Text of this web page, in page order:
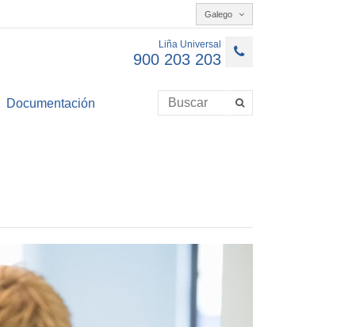
Galego
Liña Universal
900 203 203
Documentación